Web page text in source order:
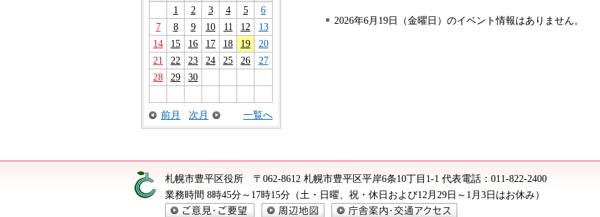
1
2 3 4 5
6
7
8 9 10 11 12
13
14
15 16 17 18 19
20
21
22 23 24 25 26
27
28
29 30
前月 次月 一覧へ
2026年6月19日（金曜日）のイベント情報はありません。
札幌市豊平区役所 〒062-8612 札幌市豊平区平岸6条10丁目1-1 代表電話： 011-822-2400
業務時間 8時45分～17時15分（土・日曜、祝・休日および12月29日～1月3日はお休み）
ご意見・ご要望
周辺地図 庁舎案内・交通アクセス